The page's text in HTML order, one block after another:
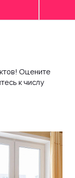
Оцените
к числу